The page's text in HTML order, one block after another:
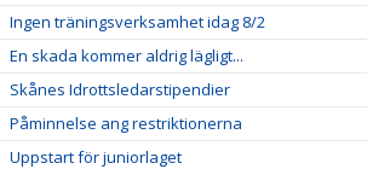
Ingen träningsverksamhet idag 8/2
En skada kommer aldrig lägligt...
Skånes Idrottsledarstipendier
Påminnelse ang restriktionerna
Uppstart för juniorlaget